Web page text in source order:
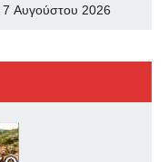
7 Αυγούστου 2026